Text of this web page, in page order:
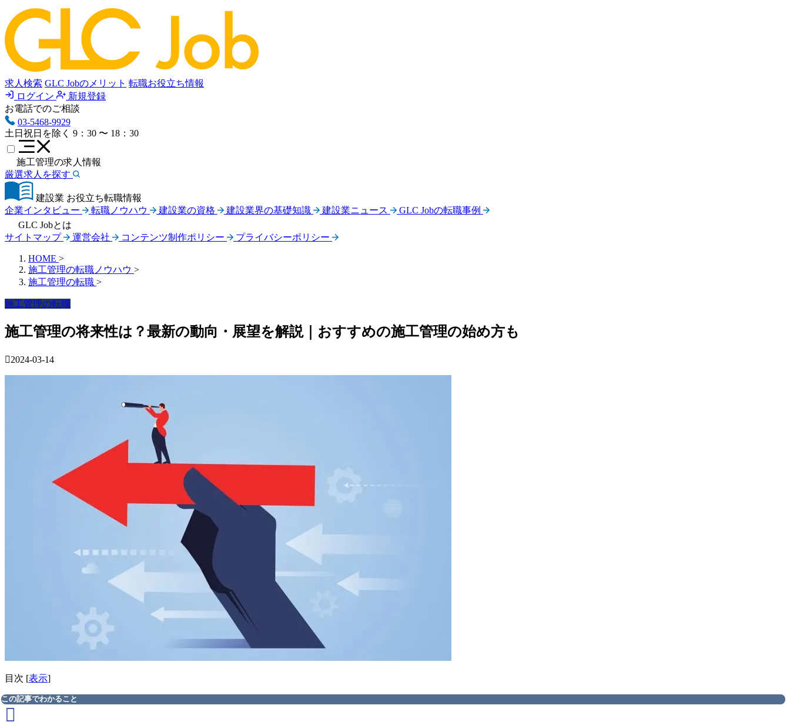
求人検索 GLC Jobのメリット 転職お役立ち情報
ログイン
新規登録
お電話でのご相談
03-5468-9929
土日祝日を除く 9：30 〜 18：30
施工管理の求人情報
厳選求人を探す
建設業 お役立ち転職情報
企業インタビュー
転職ノウハウ 建設業の資格 建設業界の基礎知識 建設業ニュース
GLC Jobの転職事例
GLC Jobとは
サイトマップ
運営会社 コンテンツ制作ポリシー プライバシーポリシー
HOME >
施工管理の転職ノウハウ >
施工管理の転職 >
施工管理の転職
施工管理の将来性は？最新の動向・展望を解説｜おすすめの施工管理の始め方も
2024-03-14
目次 [表示]
この記事でわかること